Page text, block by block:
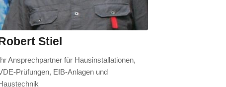
Stiel
Ansprechpartner für Hausinstallationen,
Prüfungen, EIB-Anlagen und